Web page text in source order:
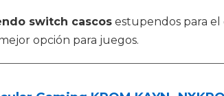
switch cascos estupendos para el
opción para juegos.